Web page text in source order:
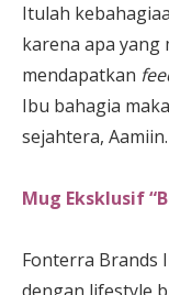
Itulah
karena apa yang
mendapatkan
Ibu bahagia
sejahtera, Aamiin.
Mug Eksklusif
Fonterra Brands